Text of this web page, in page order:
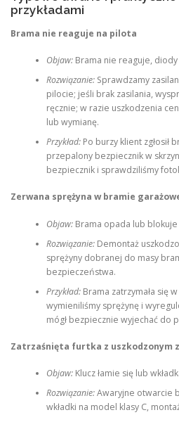
przykładami
Brama nie reaguje na pilota
Objaw:Brama nie reaguje,
Rozwiązanie:Sprawdzamy
pilocie; jeśli brak zasilania,
ręcznie; w razie uszkodzenia
lub wymianę.
Przykład:Po burzy klient zgłosił
przepalony bezpiecznik w
bezpiecznik i sprawdziliśmy
Zerwana sprężyna w bramie
Objaw:Brama opada lub blokuje
Rozwiązanie:Demontaż
sprężyny dobranej do masy
bezpieczeństwa.
Przykład:Brama zatrzymała się
wymieniliśmy sprężynę i
mógł bezpiecznie wyjechać do
Zatrzaśnięta furtka z uszkodzonym
Objaw:Klucz łamie się lub
Rozwiązanie:Awaryjne otwarcie
wkładki na model klasy C,